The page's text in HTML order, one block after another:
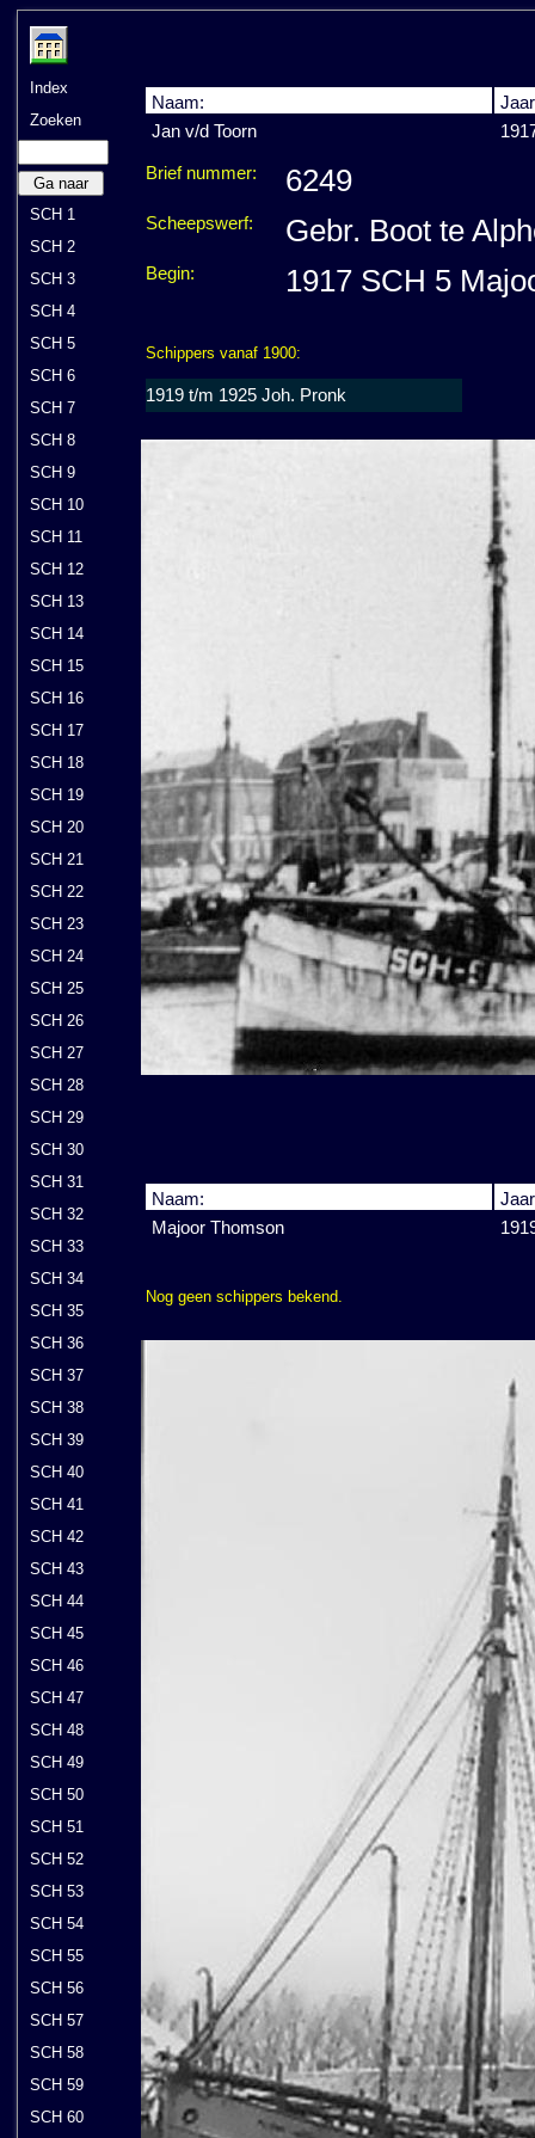
Index
Zoeken
Ga naar
SCH 1
SCH 2
SCH 3
SCH 4
SCH 5
SCH 6
SCH 7
SCH 8
SCH 9
SCH 10
SCH 11
SCH 12
SCH 13
SCH 14
SCH 15
SCH 16
SCH 17
SCH 18
SCH 19
SCH 20
SCH 21
SCH 22
SCH 23
SCH 24
SCH 25
SCH 26
SCH 27
SCH 28
SCH 29
SCH 30
SCH 31
SCH 32
SCH 33
SCH 34
SCH 35
SCH 36
SCH 37
SCH 38
SCH 39
SCH 40
SCH 41
SCH 42
SCH 43
SCH 44
SCH 45
SCH 46
SCH 47
SCH 48
SCH 49
SCH 50
SCH 51
SCH 52
SCH 53
SCH 54
SCH 55
SCH 56
SCH 57
SCH 58
SCH 59
SCH 60
Naam:
Jan v/d Toorn
Brief nummer: 6249
Scheepswerf: Gebr. Boot te
Begin: 1917 SCH 5
Schippers vanaf 1900:
1919 t/m 1925 Joh. Pronk
Naam:
Majoor Thomson
Nog geen schippers bekend.